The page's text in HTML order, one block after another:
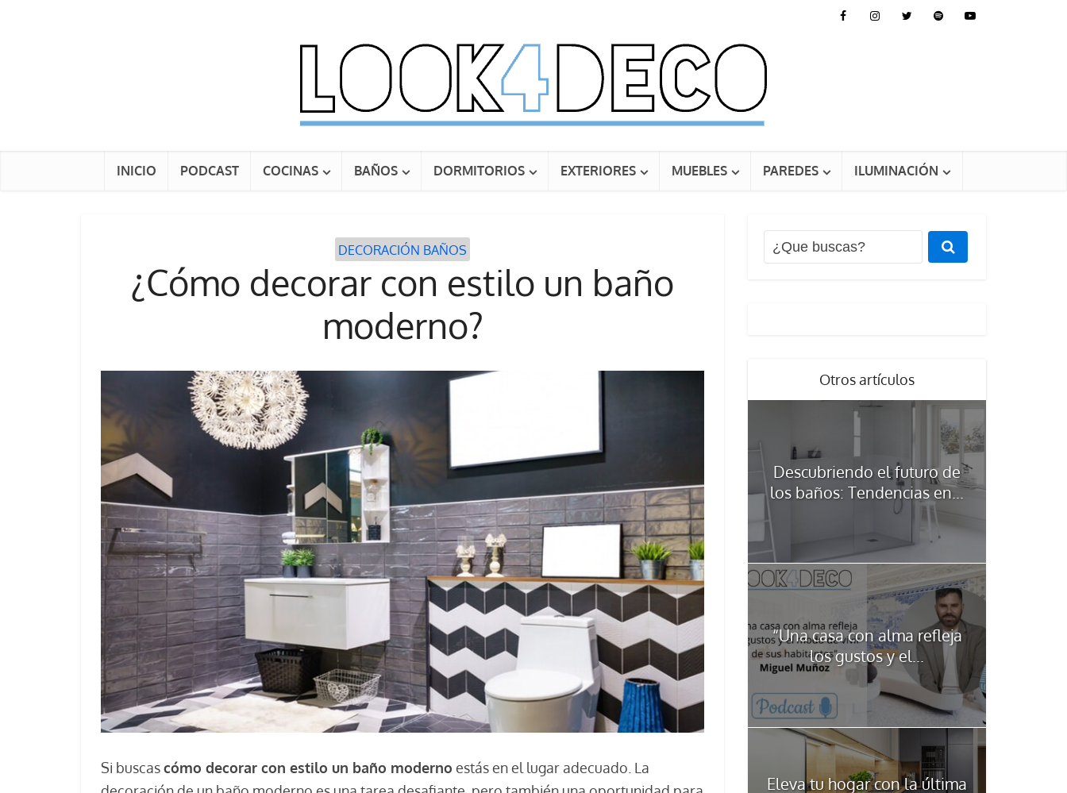
INICIO PODCAST COCINAS BAÑOS DORMITORIOS EXTERIORES MUEBLES PAREDES ILUMINACIÓN
DECORACIÓN BAÑOS
¿Cómo decorar con estilo un baño
moderno?
Si buscascómo decorar con estilo un baño moderno estás en el lugar adecuado. La
Otros artículos
Descubriendo el futuro de
los baños: Tendencias en...
“Una casa con alma refleja
los gustos y el...
Eleva tu hogar con la última